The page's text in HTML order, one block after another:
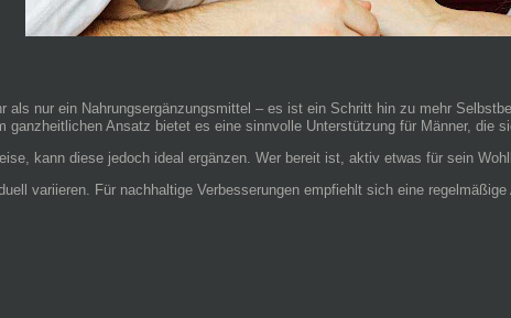
als nur ein Nahrungsergänzungsmittel – es ist ein Schritt hin zu mehr
ganzheitlichen Ansatz bietet es eine sinnvolle Unterstützung für Männer, die
kann diese jedoch ideal ergänzen. Wer bereit ist, aktiv etwas für sein
variieren. Für nachhaltige Verbesserungen empfiehlt sich eine